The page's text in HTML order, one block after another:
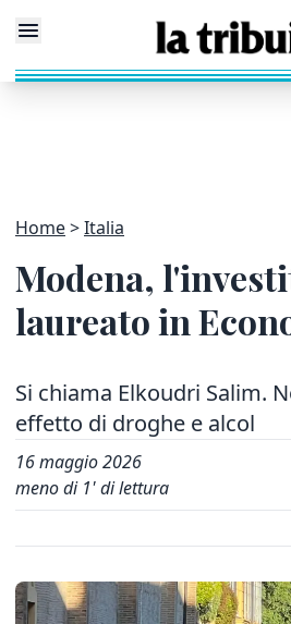
Home Italia
Modena,
laureato in
Si chiama Elkoudri Salim.
effetto di droghe e alcol
16 maggio 2026
meno di 1' di lettura